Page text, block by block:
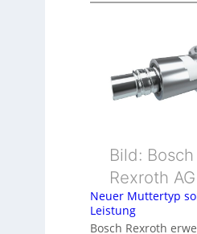
s
m
e
n
u
g
e
b
k
m
b
Bild: Bosch
Rexroth AG
Neuer Muttertyp
Leistung
Bosch Rexroth